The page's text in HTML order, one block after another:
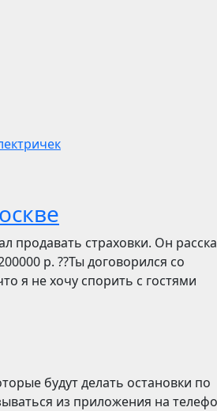
продавать страховки. Он
р. ??Ты договорился со
я не хочу спорить с гостями
будут делать остановки по
из приложения на